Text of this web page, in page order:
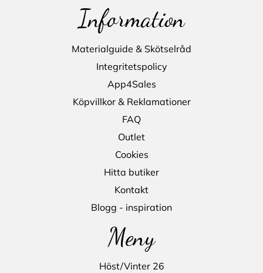
Information
Materialguide & Skötselråd
Integritetspolicy
App4Sales
Köpvillkor & Reklamationer
FAQ
Outlet
Cookies
Hitta butiker
Kontakt
Blogg - inspiration
Meny
Höst/Vinter 26